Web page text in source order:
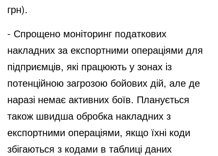
грн).
- Спрощено моніторинг податкових
накладних за експортними операціями для
підприємців, які працюють у зонах із
потенційною загрозою бойових дій, але де
наразі немає активних боїв. Планується
також швидша обробка накладних з
експортними операціями, якщо їхні коди
збігаються з кодами в таблиці даних